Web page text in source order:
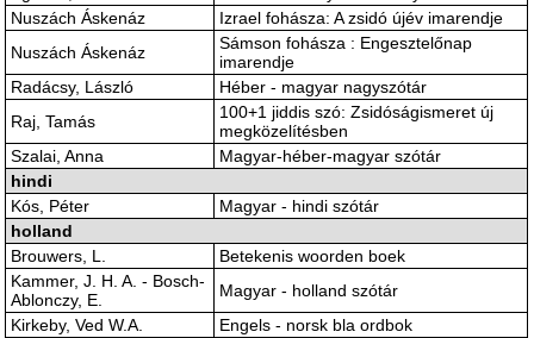
Nuszách Áskenáz
Izrael fohásza: A zsidó újév imarendje
Nuszách Áskenáz
Sámson fohásza : Engesztelőnap
imarendje
Radácsy, László
Héber - magyar nagyszótár
Raj, Tamás
100+1 jiddis szó: Zsidóságismeret új
megközelítésben
Szalai, Anna
Magyar-héber-magyar szótár
hindi
Kós, Péter
Magyar - hindi szótár
holland
Brouwers, L.
Betekenis woorden boek
Kammer, J. H. A. - Bosch-
Ablonczy, E.
Magyar - holland szótár
Kirkeby, Ved W.A.
Engels - norsk bla ordbok